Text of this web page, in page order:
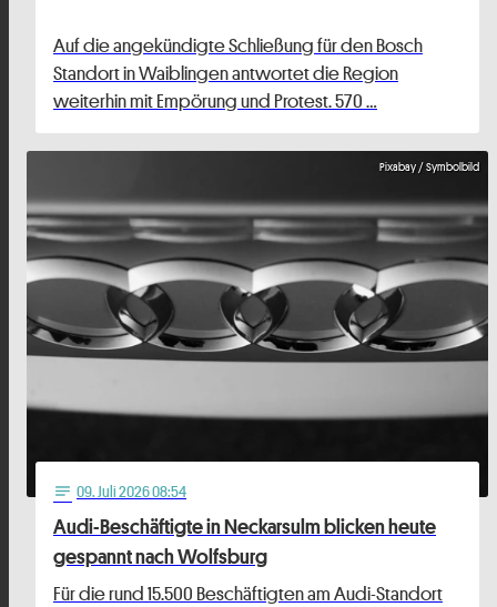
Auf die angekündigte Schließung für den Bosch
Standort in Waiblingen antwortet die Region
weiterhin mit Empörung und Protest. 570 …
Pixabay / Symbolbild
notes 09. Juli 2026 08:54
Audi-Beschäftigte in Neckarsulm blicken heute
gespannt nach Wolfsburg
Für die rund 15.500 Beschäftigten am Audi-Standort